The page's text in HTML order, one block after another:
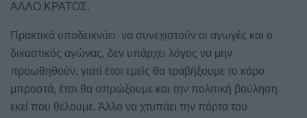
ΑΛΛΟ ΚΡΑΤΟΣ.
Πρακτικά υποδεικνύει να συνεχιστούν οι αγωγές και ο
δικαστικός αγώνας, δεν υπάρχει λόγος να μην
προωθηθούν, γιατί έτσι εμείς θα τραβήξουμε το κάρο
μπροστά, έτσι θα σπρώξουμε και την πολιτική βούληση
εκεί που θέλουμε. Άλλο να χτυπάει την πόρτα του